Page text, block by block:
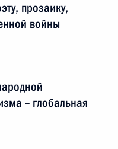
прозаику,
войны
– глобальная